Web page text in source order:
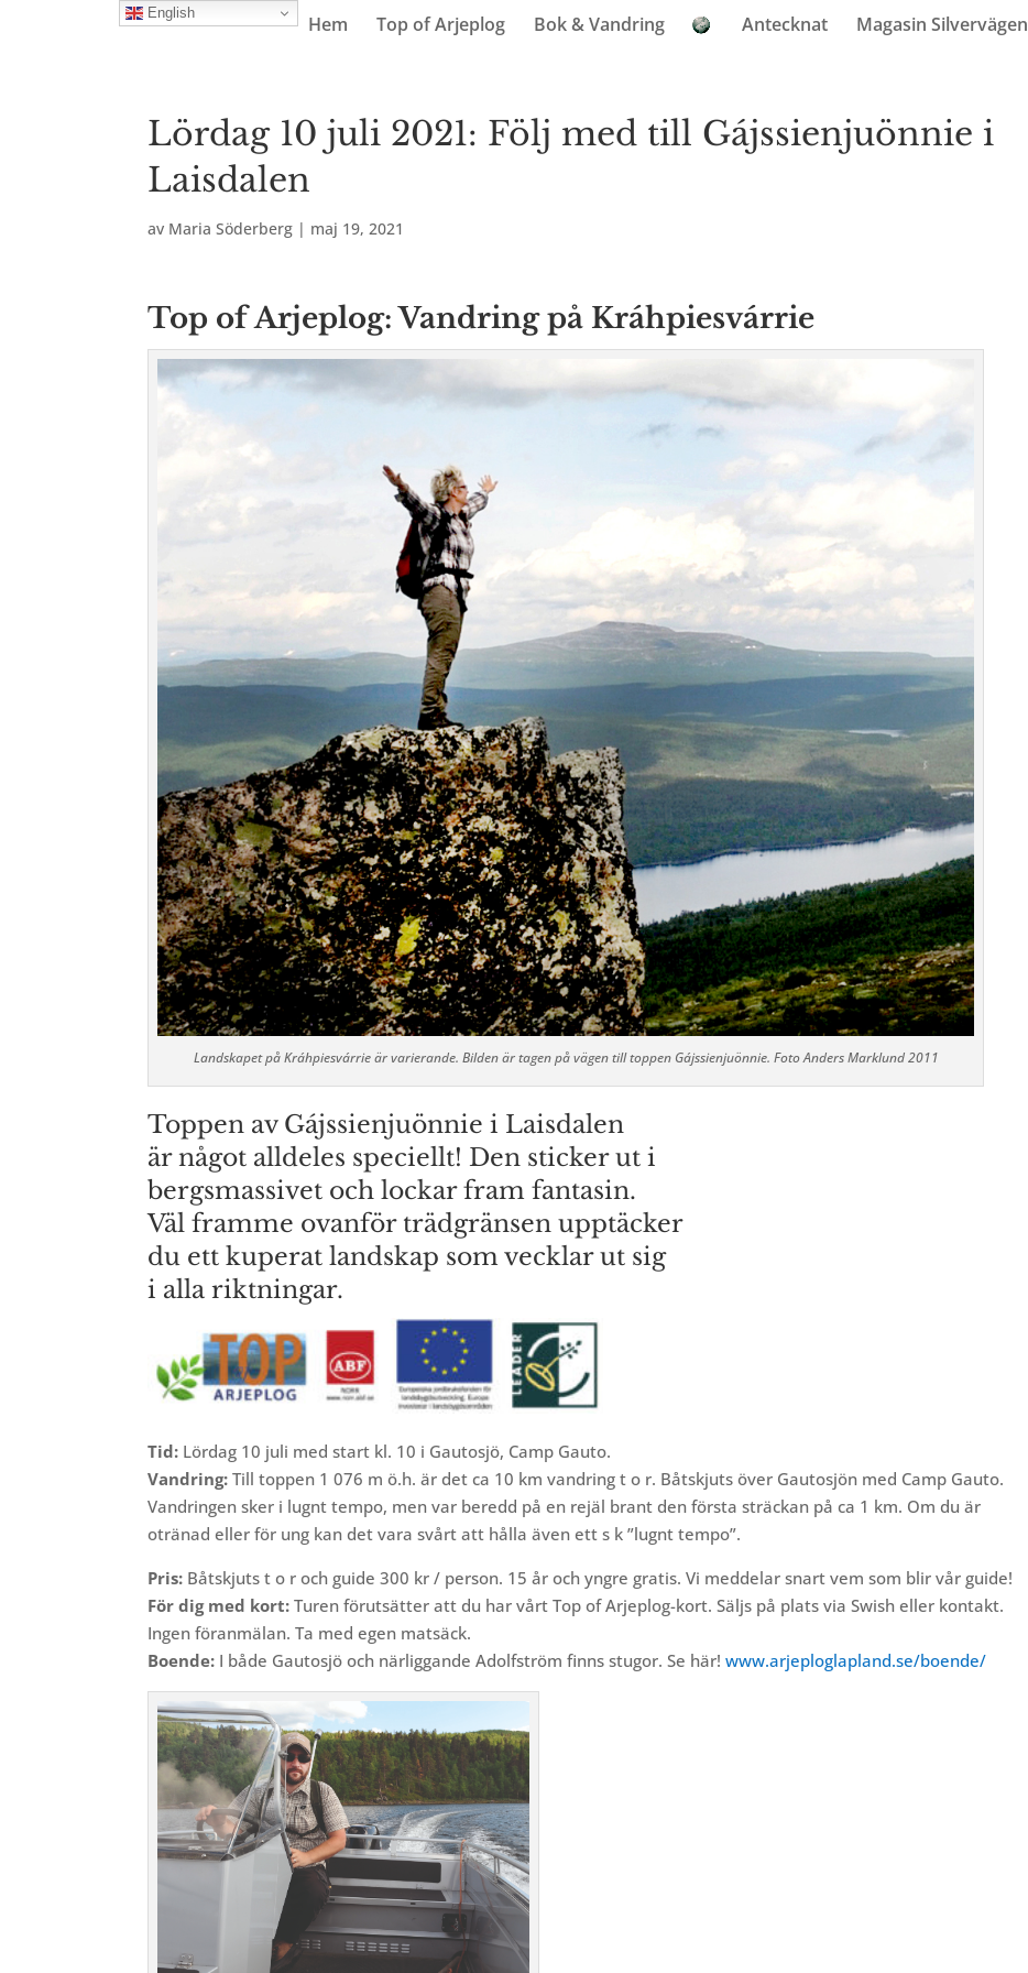
Hem Top of Arjeplog Bok & Vandring Antecknat Magasin Silvervägen
Lördag 10 juli 2021: Följ med till Gájssienjuönnie i
Laisdalen
av Maria Söderberg | maj 19, 2021
Top of Arjeplog: Vandring på Kráhpiesvárrie
Landskapet på Kráhpiesvárrie är varierande. Bilden är tagen på vägen till toppen Gájssienjuönnie. Foto Anders Marklund 2011
Toppen av Gájssienjuönnie i Laisdalen
är något alldeles speciellt! Den sticker ut i
bergsmassivet och lockar fram fantasin.
Väl framme ovanför trädgränsen upptäcker
du ett kuperat landskap som vecklar ut sig
i alla riktningar.
Tid: Lördag 10 juli med start kl. 10 i Gautosjö, Camp Gauto.
Vandring: Till toppen 1 076 m ö.h. är det ca 10 km vandring t o r. Båtskjuts över Gautosjön med Camp Gauto.
Vandringen sker i lugnt tempo, men var beredd på en rejäl brant den första sträckan på ca 1 km. Om du är
otränad eller för ung kan det vara svårt att hålla även ett s k ”lugnt tempo”.
Pris: Båtskjuts t o r och guide 300 kr / person. 15 år och yngre gratis. Vi meddelar snart vem som blir vår guide!
För dig med kort: Turen förutsätter att du har vårt Top of Arjeplog-kort. Säljs på plats via Swish eller kontakt.
Ingen föranmälan. Ta med egen matsäck.
Boende: I både Gautosjö och närliggande Adolfström finns stugor. Se här!www.arjeploglapland.se/boende/
English